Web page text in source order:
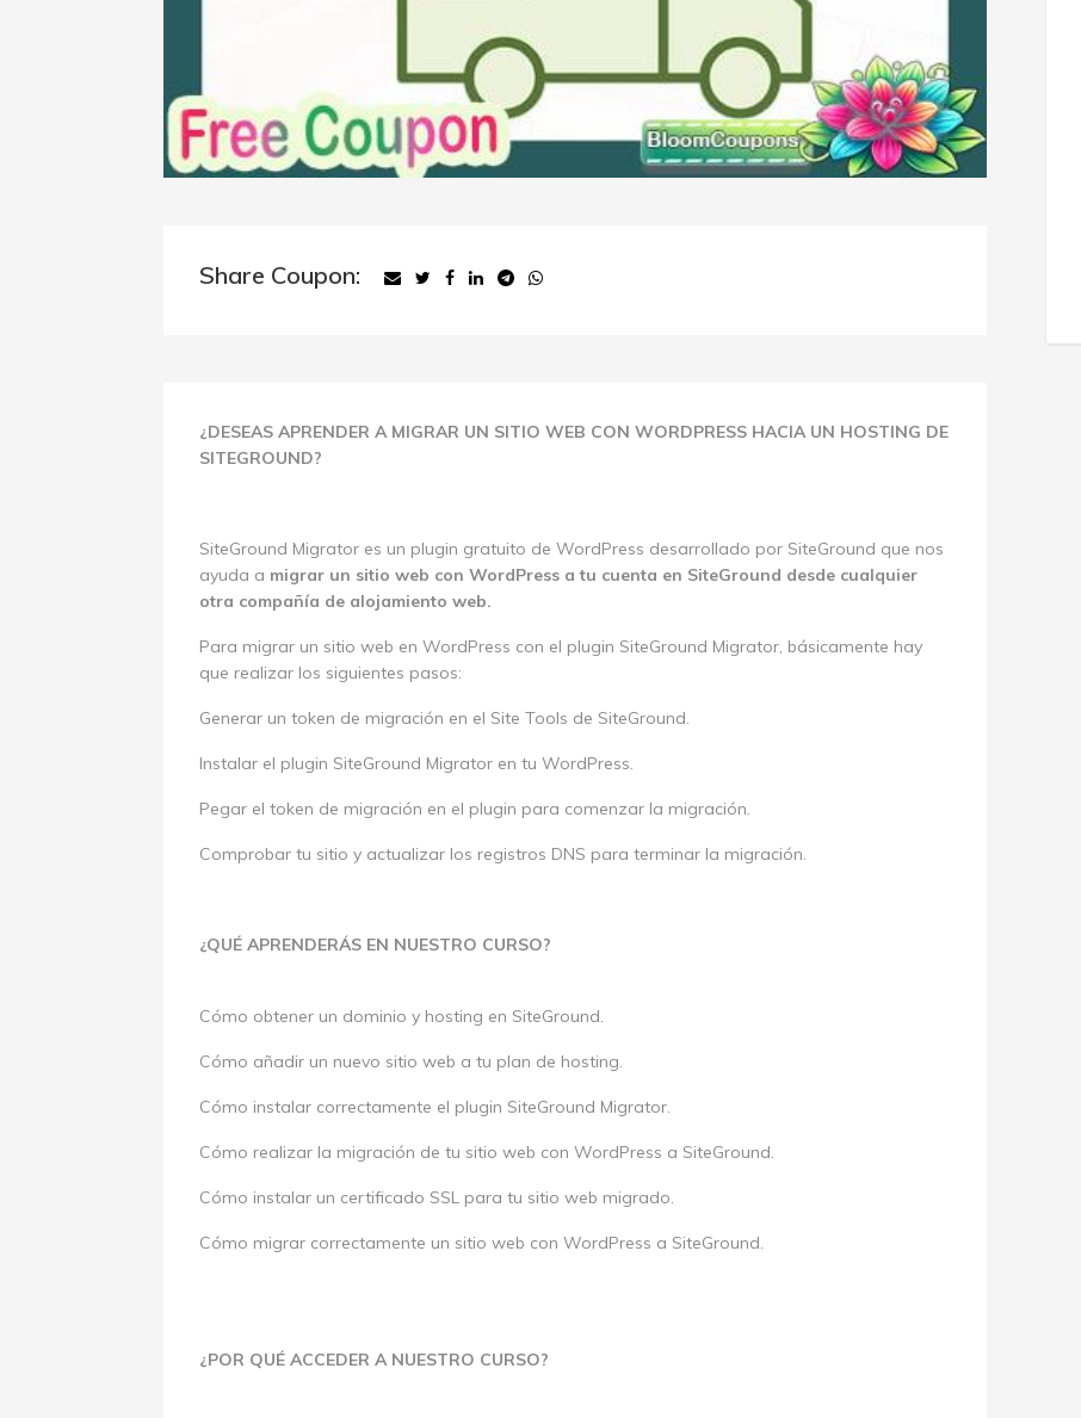
Share Coupon:
¿DESEAS APRENDER A MIGRAR UN SITIO WEB CON WORDPRESS HACIA UN HOSTING DE
SITEGROUND?
SiteGround Migrator es un plugin gratuito de WordPress desarrollado por SiteGround que nos
ayuda a migrar un sitio web con WordPress a tu cuenta en SiteGround desde cualquier
otra compañía de alojamiento web.
Para migrar un sitio web en WordPress con el plugin SiteGround Migrator, básicamente hay
que realizar los siguientes pasos:
Generar un token de migración en el Site Tools de SiteGround.
Instalar el plugin SiteGround Migrator en tu WordPress.
Pegar el token de migración en el plugin para comenzar la migración.
Comprobar tu sitio y actualizar los registros DNS para terminar la migración.
¿QUÉ APRENDERÁS EN NUESTRO CURSO?
Cómo obtener un dominio y hosting en SiteGround.
Cómo añadir un nuevo sitio web a tu plan de hosting.
Cómo instalar correctamente el plugin SiteGround Migrator.
Cómo realizar la migración de tu sitio web con WordPress a SiteGround.
Cómo instalar un certificado SSL para tu sitio web migrado.
Cómo migrar correctamente un sitio web con WordPress a SiteGround.
¿POR QUÉ ACCEDER A NUESTRO CURSO?